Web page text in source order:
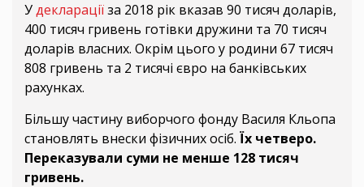
Удеклараціїза 2018 рік вказав 90 тисяч доларів,
400 тисяч гривень готівки дружини та 70 тисяч
доларів власних. Окрім цього у родини 67 тисяч
808 гривень та 2 тисячі євро на банківських
рахунках.
Більшу частину виборчого фонду Василя Кльопа
становлять внески фізичних осіб. Їх четверо.
Переказували суми не менше 128 тисяч
гривень.